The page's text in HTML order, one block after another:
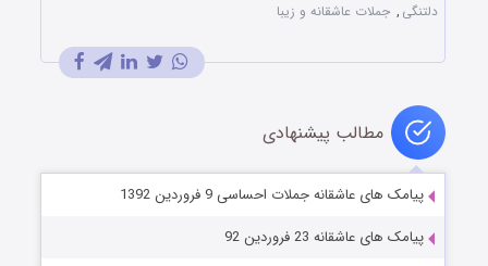
دلتنگی , جملات عاشقانه و زیبا
مطالب پیشنهادی
پیامک های عاشقانه جملات احساسی 9 فروردین 1392
پیامک های عاشقانه 23 فروردین 92